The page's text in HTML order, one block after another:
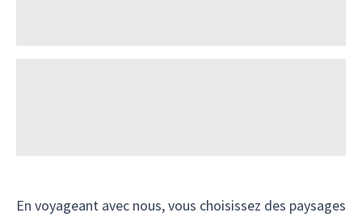
En voyageant avec nous, vous choisissez des paysages